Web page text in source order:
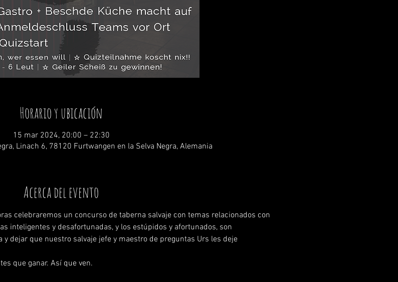
Horario y ubicación
15 mar 2024, 20:00 – 22:30
Linach 6, 78120 Furtwangen en la Selva Negra, Alemania
Acerca del evento
celebraremos un concurso de taberna salvaje con temas relacionados con
inteligentes y desafortunadas, y los estúpidos y afortunados, son
dejar que nuestro salvaje jefe y maestro de preguntas Urs les deje
que ganar. Así que ven.